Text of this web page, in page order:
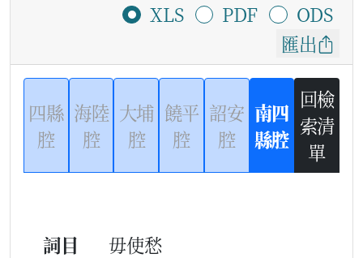
XLS
PDF
ODS
匯出
四縣
腔
海陸
腔
大埔
腔
饒平
腔
詔安
腔
南四
縣腔
回檢
索清
單
詞目
毋使愁